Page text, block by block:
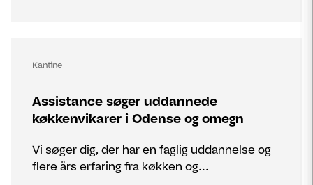
Kantine
Assistance søger uddannede
køkkenvikarer i Odense og omegn
Vi søger dig, der har en faglig uddannelse og
flere års erfaring fra køkken og...